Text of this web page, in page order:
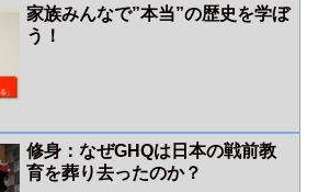
家族みんなで”本当”の歴史を学ぼ
う！
修身：なぜGHQは日本の戦前教
育を葬り去ったのか？